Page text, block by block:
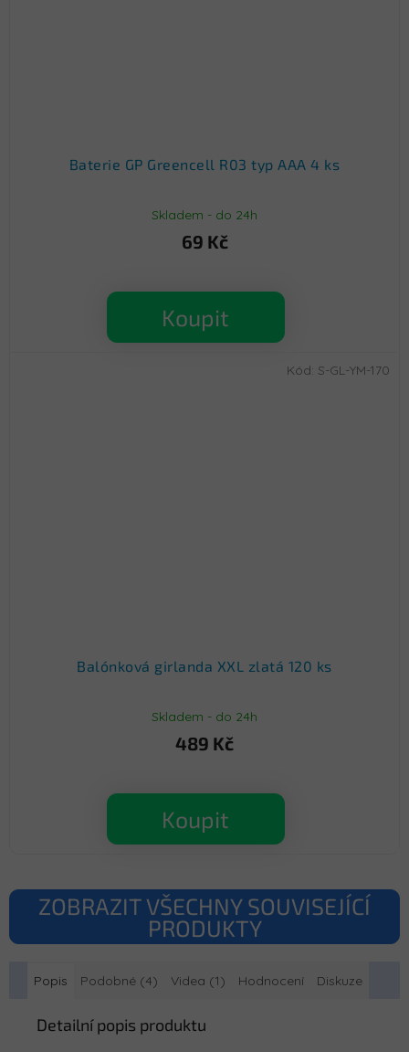
Baterie GP Greencell R03 typ AAA 4 ks
Skladem - do 24h
69 Kč
Koupit
Balónková girlanda XXL zlatá 120 ks
Skladem - do 24h
489 Kč
Koupit
Kód: S-GL-YM-170
ZOBRAZIT VŠECHNY SOUVISEJÍCÍ
PRODUKTY
Popis Podobné (4) Videa (1) Hodnocení Diskuze
Detailní popis produktu